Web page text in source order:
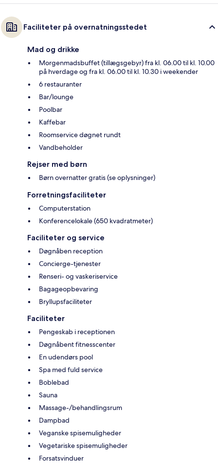
Faciliteter på overnatningsstedet
Mad og drikke
Morgenmadsbuffet (tillægsgebyr) fra kl. 06.00 til kl. 10.00
på hverdage og fra kl. 06.00 til kl. 10.30 i weekender
6 restauranter
Bar/lounge
Poolbar
Kaffebar
Roomservice døgnet rundt
Vandbeholder
Rejser med børn
Børn overnatter gratis (se oplysninger)
Forretningsfaciliteter
Computerstation
Konferencelokale (650 kvadratmeter)
Faciliteter og service
Døgnåben reception
Concierge-tjenester
Renseri- og vaskeriservice
Bagageopbevaring
Bryllupsfaciliteter
Faciliteter
Pengeskab i receptionen
Døgnåbent fitnesscenter
En udendørs pool
Spa med fuld service
Boblebad
Sauna
Massage-/behandlingsrum
Dampbad
Veganske spisemuligheder
Vegetariske spisemuligheder
Forsatsvinduer